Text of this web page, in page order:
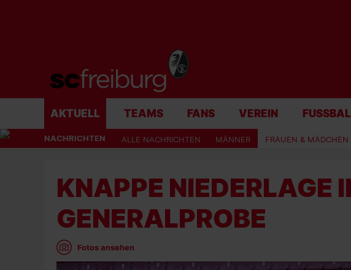
AKTUELL TEAMS FANS VEREIN
NACHRICHTEN ALLE NACHRICHTEN MÄNNER FRAUEN & MÄDCHEN
KNAPPE NIEDERLAGE
GENERALPROBE
Fotos ansehen